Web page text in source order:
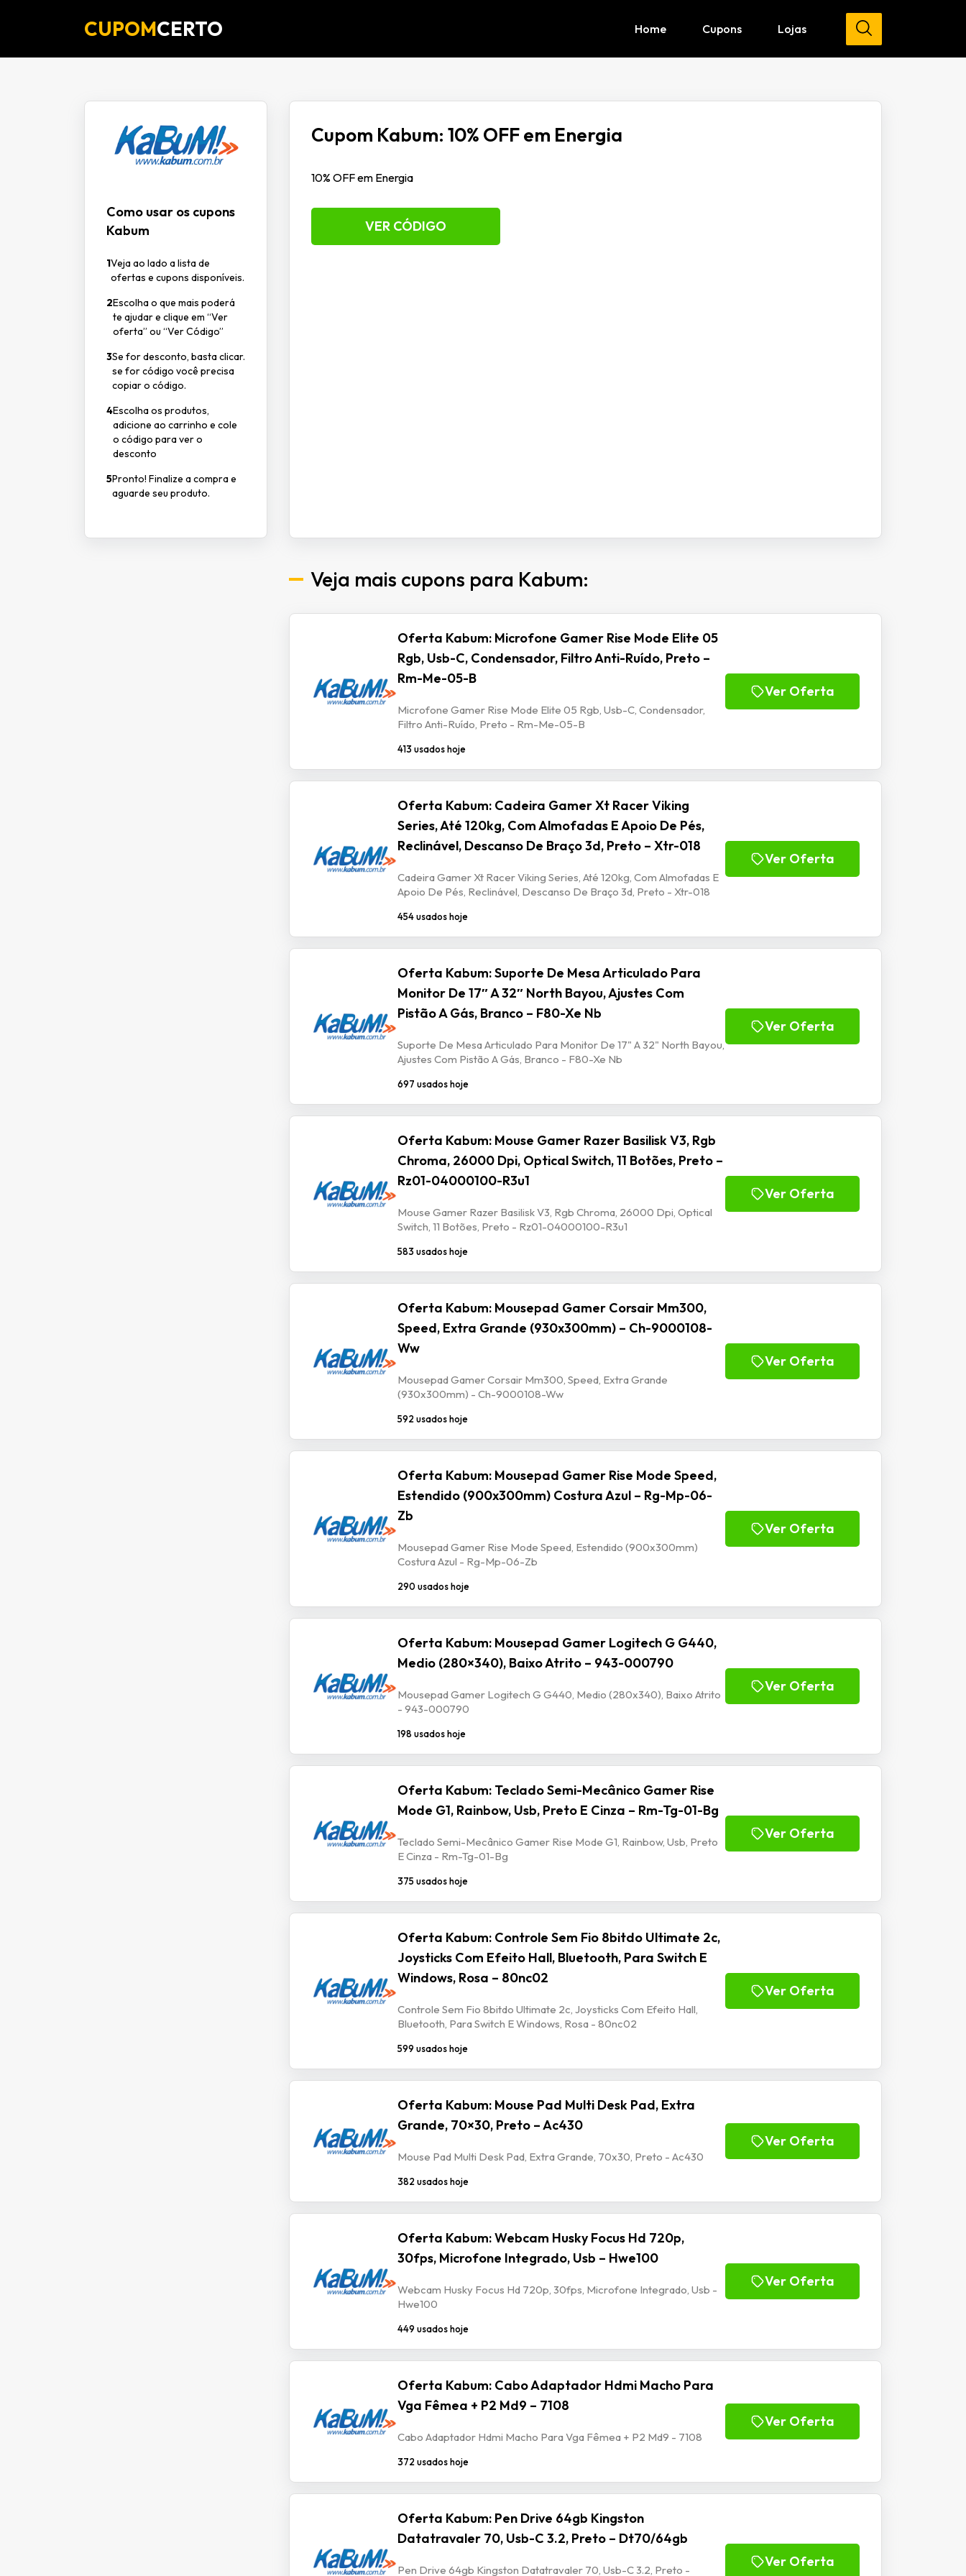
CUPOMCERTO Home Cupons Lojas
Como usar os cupons
Kabum
1Veja ao lado a lista de
ofertas e cupons disponíveis.
2Escolha o que mais poderá
te ajudar e clique em “Ver
oferta” ou “Ver Código”
3Se for desconto, basta clicar.
se for código você precisa
copiar o código.
4Escolha os produtos,
adicione ao carrinho e cole
o código para ver o
desconto
5Pronto! Finalize a compra e
aguarde seu produto.
Cupom Kabum: 10% OFF em Energia
10% OFF em Energia
VER CÓDIGO
Veja mais cupons para Kabum:
Oferta Kabum: Microfone Gamer Rise Mode Elite 05
Rgb, Usb-C, Condensador, Filtro Anti-Ruído, Preto –
Rm-Me-05-B
Microfone Gamer Rise Mode Elite 05 Rgb, Usb-C, Condensador,
Filtro Anti-Ruído, Preto - Rm-Me-05-B
413 usados hoje
Ver Oferta
Oferta Kabum: Cadeira Gamer Xt Racer Viking
Series, Até 120kg, Com Almofadas E Apoio De Pés,
Reclinável, Descanso De Braço 3d, Preto – Xtr-018
Cadeira Gamer Xt Racer Viking Series, Até 120kg, Com Almofadas E
Apoio De Pés, Reclinável, Descanso De Braço 3d, Preto - Xtr-018
454 usados hoje
Ver Oferta
Oferta Kabum: Suporte De Mesa Articulado Para
Monitor De 17″ A 32″ North Bayou, Ajustes Com
Pistão A Gás, Branco – F80-Xe Nb
Suporte De Mesa Articulado Para Monitor De 17" A 32" North Bayou,
Ajustes Com Pistão A Gás, Branco - F80-Xe Nb
697 usados hoje
Ver Oferta
Oferta Kabum: Mouse Gamer Razer Basilisk V3, Rgb
Chroma, 26000 Dpi, Optical Switch, 11 Botões, Preto –
Rz01-04000100-R3u1
Mouse Gamer Razer Basilisk V3, Rgb Chroma, 26000 Dpi, Optical
Switch, 11 Botões, Preto - Rz01-04000100-R3u1
583 usados hoje
Ver Oferta
Oferta Kabum: Mousepad Gamer Corsair Mm300,
Speed, Extra Grande (930x300mm) – Ch-9000108-
Ww
Mousepad Gamer Corsair Mm300, Speed, Extra Grande
(930x300mm) - Ch-9000108-Ww
592 usados hoje
Ver Oferta
Oferta Kabum: Mousepad Gamer Rise Mode Speed,
Estendido (900x300mm) Costura Azul – Rg-Mp-06-
Zb
Mousepad Gamer Rise Mode Speed, Estendido (900x300mm)
Costura Azul - Rg-Mp-06-Zb
290 usados hoje
Ver Oferta
Oferta Kabum: Mousepad Gamer Logitech G G440,
Medio (280×340), Baixo Atrito – 943-000790
Mousepad Gamer Logitech G G440, Medio (280x340), Baixo Atrito
- 943-000790
198 usados hoje
Ver Oferta
Oferta Kabum: Teclado Semi-Mecânico Gamer Rise
Mode G1, Rainbow, Usb, Preto E Cinza – Rm-Tg-01-Bg
Teclado Semi-Mecânico Gamer Rise Mode G1, Rainbow, Usb, Preto
E Cinza - Rm-Tg-01-Bg
375 usados hoje
Ver Oferta
Oferta Kabum: Controle Sem Fio 8bitdo Ultimate 2c,
Joysticks Com Efeito Hall, Bluetooth, Para Switch E
Windows, Rosa – 80nc02
Controle Sem Fio 8bitdo Ultimate 2c, Joysticks Com Efeito Hall,
Bluetooth, Para Switch E Windows, Rosa - 80nc02
599 usados hoje
Ver Oferta
Oferta Kabum: Mouse Pad Multi Desk Pad, Extra
Grande, 70×30, Preto – Ac430
Mouse Pad Multi Desk Pad, Extra Grande, 70x30, Preto - Ac430
382 usados hoje
Ver Oferta
Oferta Kabum: Webcam Husky Focus Hd 720p,
30fps, Microfone Integrado, Usb – Hwe100
Webcam Husky Focus Hd 720p, 30fps, Microfone Integrado, Usb -
Hwe100
449 usados hoje
Ver Oferta
Oferta Kabum: Cabo Adaptador Hdmi Macho Para
Vga Fêmea + P2 Md9 – 7108
Cabo Adaptador Hdmi Macho Para Vga Fêmea + P2 Md9 - 7108
372 usados hoje
Ver Oferta
Oferta Kabum: Pen Drive 64gb Kingston
Datatravaler 70, Usb-C 3.2, Preto – Dt70/64gb
Pen Drive 64gb Kingston Datatravaler 70, Usb-C 3.2, Preto -
Ver Oferta